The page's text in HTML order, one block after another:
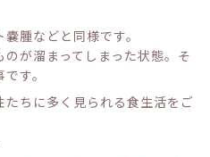
腫などと同様です。
が溜まってしまった状態。そ
す。
たちに多く見られる食生活をご